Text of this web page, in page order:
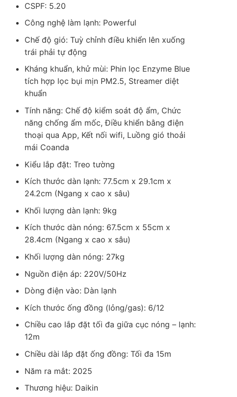
CSPF: 5.20
Công nghệ làm lạnh: Powerful
Chế độ gió: Tuỳ chỉnh điều khiển lên xuống
trái phải tự động
Kháng khuẩn, khử mùi: Phin lọc Enzyme Blue
tích hợp lọc bụi mịn PM2.5, Streamer diệt
khuẩn
Tính năng: Chế độ kiểm soát độ ẩm, Chức
năng chống ẩm mốc, Điều khiển bằng điện
thoại qua App, Kết nối wifi, Luồng gió thoải
mái Coanda
Kiểu lắp đặt: Treo tường
Kích thước dàn lạnh: 77.5cm x 29.1cm x
24.2cm (Ngang x cao x sâu)
Khối lượng dàn lạnh: 9kg
Kích thước dàn nóng: 67.5cm x 55cm x
28.4cm (Ngang x cao x sâu)
Khối lượng dàn nóng: 27kg
Nguồn điện áp: 220V/50Hz
Dòng điện vào: Dàn lạnh
Kích thước ống đồng (lỏng/gas): 6/12
Chiều cao lắp đặt tối đa giữa cục nóng – lạnh:
12m
Chiều dài lắp đặt ống đồng: Tối đa 15m
Năm ra mắt: 2025
Thương hiệu: Daikin